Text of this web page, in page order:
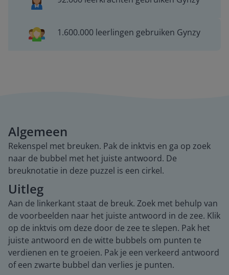
1.600.000 leerlingen gebruiken Gynzy
Algemeen
Rekenspel met breuken. Pak de inktvis en ga op zoek
naar de bubbel met het juiste antwoord. De
breuknotatie in deze puzzel is een cirkel.
Uitleg
Aan de linkerkant staat de breuk. Zoek met behulp van
de voorbeelden naar het juiste antwoord in de zee. Klik
op de inktvis om deze door de zee te slepen. Pak het
juiste antwoord en de witte bubbels om punten te
verdienen en te groeien. Pak je een verkeerd antwoord
of een zwarte bubbel dan verlies je punten.